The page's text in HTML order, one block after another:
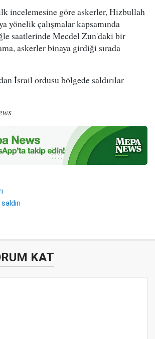
incelemesine göre askerler, Hizbullah
yönelik çalışmalar kapsamında
saatlerinde Mecdel Zun'daki bir
askerler binaya girdiği sırada
İsrail ordusu bölgede saldırılar
KAT